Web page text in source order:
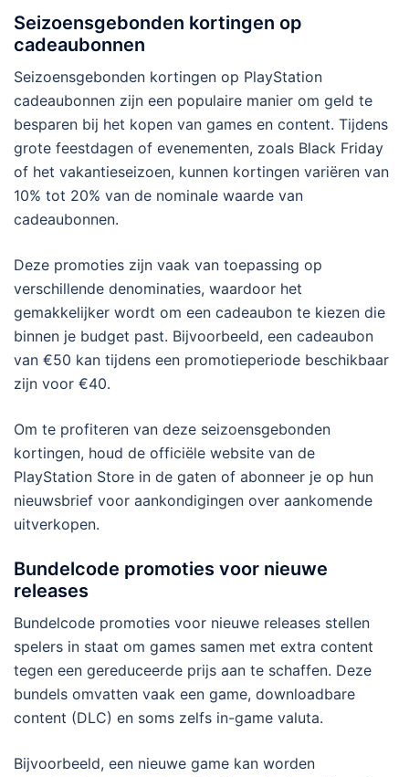
Seizoensgebonden kortingen op
cadeaubonnen
Seizoensgebonden kortingen op PlayStation
cadeaubonnen zijn een populaire manier om geld te
besparen bij het kopen van games en content. Tijdens
grote feestdagen of evenementen, zoals Black Friday
of het vakantieseizoen, kunnen kortingen variëren van
10% tot 20% van de nominale waarde van
cadeaubonnen.
Deze promoties zijn vaak van toepassing op
verschillende denominaties, waardoor het
gemakkelijker wordt om een cadeaubon te kiezen die
binnen je budget past. Bijvoorbeeld, een cadeaubon
van €50 kan tijdens een promotieperiode beschikbaar
zijn voor €40.
Om te profiteren van deze seizoensgebonden
kortingen, houd de officiële website van de
PlayStation Store in de gaten of abonneer je op hun
nieuwsbrief voor aankondigingen over aankomende
uitverkopen.
Bundelcode promoties voor nieuwe
releases
Bundelcode promoties voor nieuwe releases stellen
spelers in staat om games samen met extra content
tegen een gereduceerde prijs aan te schaffen. Deze
bundels omvatten vaak een game, downloadbare
content (DLC) en soms zelfs in-game valuta.
Bijvoorbeeld, een nieuwe game kan worden